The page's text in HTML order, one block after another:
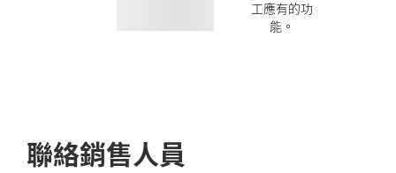
工應有的功
能。
聯絡銷售人員